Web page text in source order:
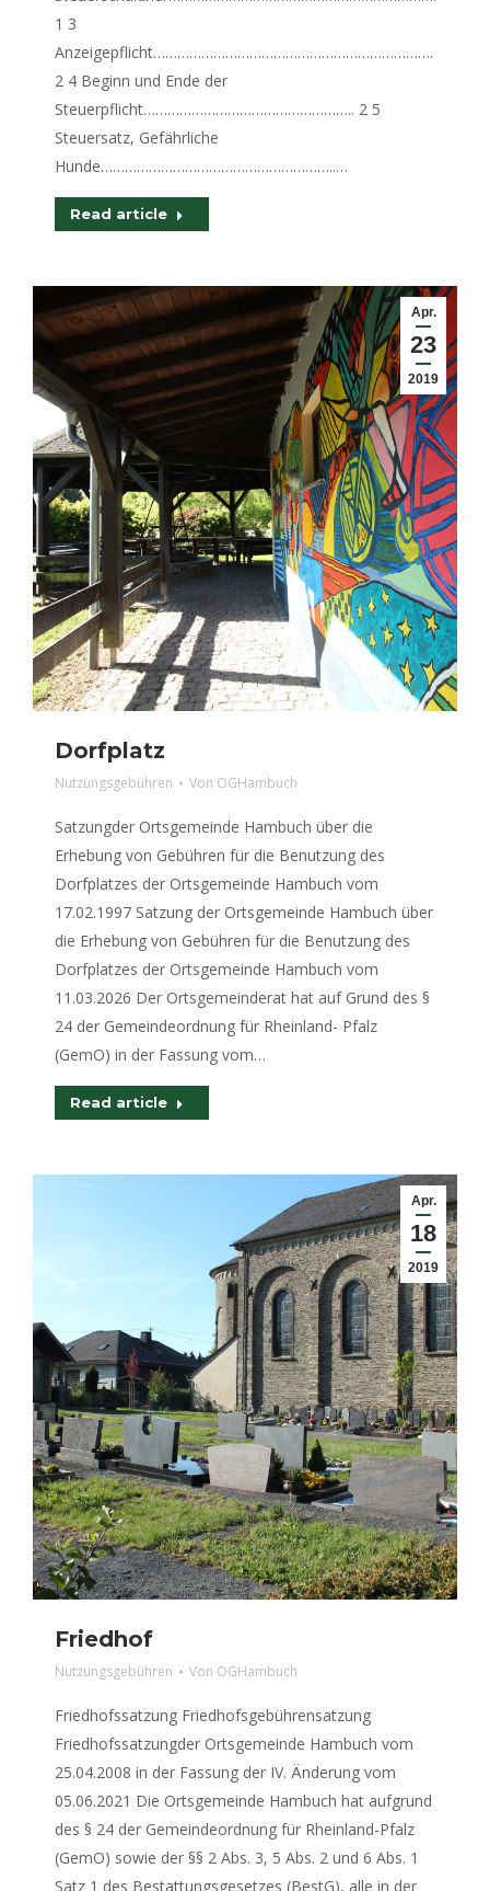
1 3
Anzeigepflicht………………………………………………………………………
2 4 Beginn und Ende der
Steuerpflicht…………………………………………….. 2 5
Steuersatz, Gefährliche
Hunde…………………………………………………..…
Read article
Apr.
23
2019
Dorfplatz
Nutzungsgebühren Von OGHambuch
Satzungder Ortsgemeinde Hambuch über die
Erhebung von Gebühren für die Benutzung des
Dorfplatzes der Ortsgemeinde Hambuch vom
17.02.1997 Satzung der Ortsgemeinde Hambuch über
die Erhebung von Gebühren für die Benutzung des
Dorfplatzes der Ortsgemeinde Hambuch vom
11.03.2026 Der Ortsgemeinderat hat auf Grund des §
24 der Gemeindeordnung für Rheinland- Pfalz
(GemO) in der Fassung vom…
Read article
Apr.
18
2019
Friedhof
Nutzungsgebühren Von OGHambuch
Friedhofssatzung Friedhofsgebührensatzung
Friedhofssatzungder Ortsgemeinde Hambuch vom
25.04.2008 in der Fassung der IV. Änderung vom
05.06.2021 Die Ortsgemeinde Hambuch hat aufgrund
des § 24 der Gemeindeordnung für Rheinland-Pfalz
(GemO) sowie der §§ 2 Abs. 3, 5 Abs. 2 und 6 Abs. 1
Satz 1 des Bestattungsgesetzes (BestG), alle in der